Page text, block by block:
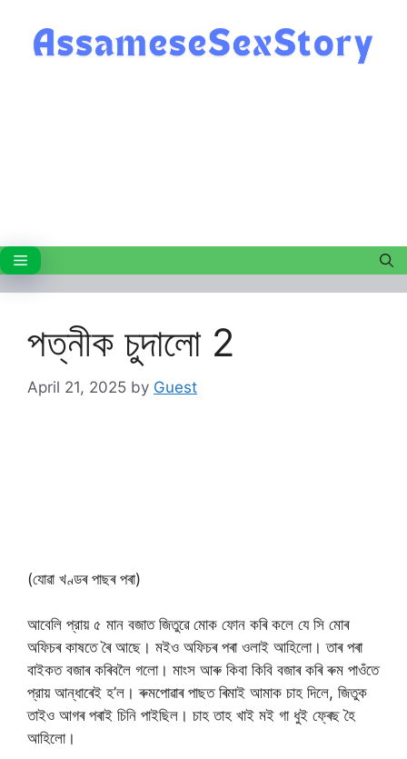
content
Menu
পত্নীক চুদালো 2
April 21, 2025 by Guest
(যোৱা খণ্ডৰ পাছৰ পৰা)
আবেলি প্রায় ৫ মান বজাত জিতুৱে মোক ফোন কৰি কলে যে সি মোৰ
অফিচৰ কাষতে ৰৈ আছে। মইও অফিচৰ পৰা ওলাই আহিলো। তাৰ পৰা
বাইকত বজাৰ কৰিবলৈ গলো। মাংস আৰু কিবা কিবি বজাৰ কৰি ৰুম পাওঁতে
প্রায় আন্ধাৰেই হ’ল। ৰুমপোৱাৰ পাছত ৰিমাই আমাক চাহ দিলে, জিতুক
তাইও আগৰ পৰাই চিনি পাইছিল। চাহ তাহ খাই মই গা ধুই ফ্ৰেছ হৈ
আহিলো।